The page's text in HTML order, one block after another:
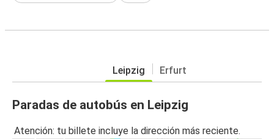
Leipzig Erfurt
Paradas de autobús en Leipzig
Atención: tu billete incluye la dirección más reciente.